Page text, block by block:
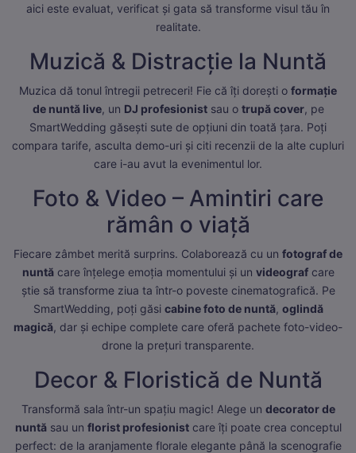
aici este evaluat, verificat și gata să transforme visul tău în
realitate.
Muzică & Distracție la Nuntă
Muzica dă tonul întregii petreceri! Fie că îți dorești o formație
de nuntă live, un DJ profesionistsau o trupă cover, pe
SmartWedding găsești sute de opțiuni din toată țara. Poți
compara tarife, asculta demo-uri și citi recenzii de la alte cupluri
care i-au avut la evenimentul lor.
Foto & Video – Amintiri care
rămân o viață
Fiecare zâmbet merită surprins. Colaborează cu un fotograf de
nuntăcare înțelege emoția momentului și un videografcare
știe să transforme ziua ta într-o poveste cinematografică. Pe
SmartWedding, poți găsi cabine foto de nuntă, oglindă
magică, dar și echipe complete care oferă pachete foto-video-
drone la prețuri transparente.
Decor & Floristică de Nuntă
Transformă sala într-un spațiu magic! Alege un decorator de
nuntăsau un florist profesionistcare îți poate crea conceptul
perfect: de la aranjamente florale elegante până la scenografie